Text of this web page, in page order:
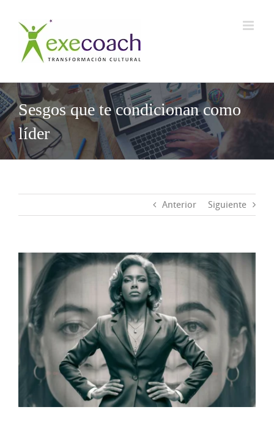
contenido
Sesgos que te condicionan como
líder
Anterior Siguiente
Ver
imagen
más
grande